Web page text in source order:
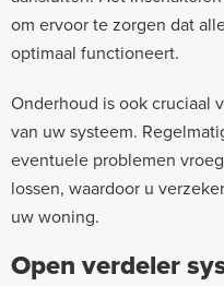
om ervoor te zorgen dat
optimaal functioneert.
Onderhoud is ook cruciaal
van uw systeem.
eventuele problemen
lossen, waardoor u
uw woning.
Open verdeler